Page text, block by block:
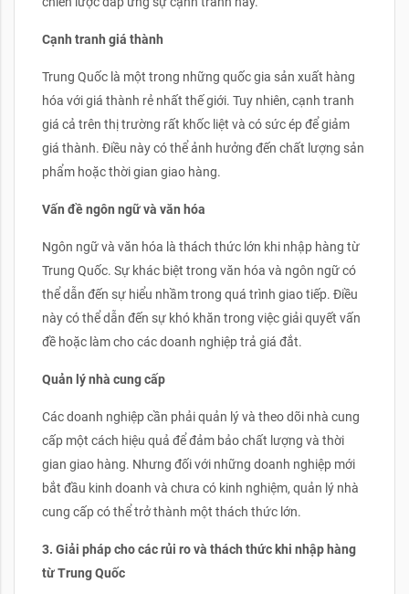
Cạnh tranh giá thành
Trung Quốc là một trong những quốc gia sản xuất hàng
hóa với giá thành rẻ nhất thế giới. Tuy nhiên, cạnh tranh
giá cả trên thị trường rất khốc liệt và có sức ép để giảm
giá thành. Điều này có thể ảnh hưởng đến chất lượng sản
phẩm hoặc thời gian giao hàng.
Vấn đề ngôn ngữ và văn hóa
Ngôn ngữ và văn hóa là thách thức lớn khi nhập hàng từ
Trung Quốc. Sự khác biệt trong văn hóa và ngôn ngữ có
thể dẫn đến sự hiểu nhầm trong quá trình giao tiếp. Điều
này có thể dẫn đến sự khó khăn trong việc giải quyết vấn
đề hoặc làm cho các doanh nghiệp trả giá đắt.
Quản lý nhà cung cấp
Các doanh nghiệp cần phải quản lý và theo dõi nhà cung
cấp một cách hiệu quả để đảm bảo chất lượng và thời
gian giao hàng. Nhưng đối với những doanh nghiệp mới
bắt đầu kinh doanh và chưa có kinh nghiệm, quản lý nhà
cung cấp có thể trở thành một thách thức lớn.
3. Giải pháp cho các rủi ro và thách thức khi nhập hàng
từ Trung Quốc